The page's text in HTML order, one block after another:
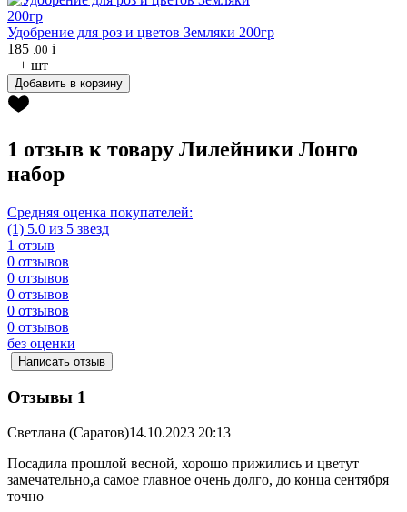
Удобрение для роз и цветов Земляки 200гр
185 .00 i
− + шт
Добавить в корзину
1 отзыв к товару Лилейники Лонго
набор
Средняя оценка покупателей:
(1) 5.0 из 5 звезд
1 отзыв
0 отзывов
0 отзывов
0 отзывов
0 отзывов
0 отзывов
без оценки
Написать отзыв
Отзывы 1
Светлана (Саратов)14.10.2023 20:13
Посадила прошлой весной, хорошо прижились и цветут
замечательно,а самое главное очень долго, до конца сентября
точно